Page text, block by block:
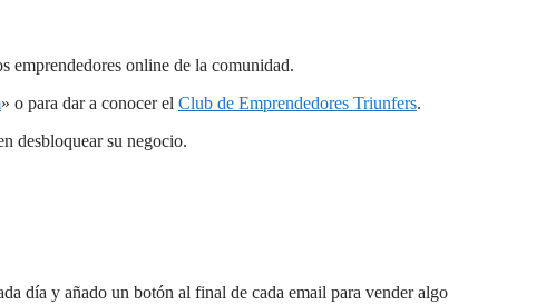
emprendedores online de la comunidad.
» o para dar a conocer el Club de Emprendedores Triunfers.
desbloquear su negocio.
día y añado un botón al final de cada email para vender algo